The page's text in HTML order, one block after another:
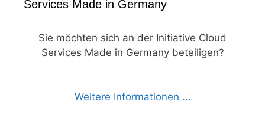
Services Made in Germany
Sie möchten sich an der Initiative Cloud
Services Made in Germany beteiligen?
Weitere Informationen ...